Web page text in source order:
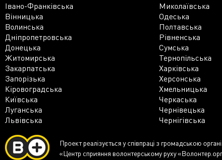
Івано-Франківська
Миколаївська
Вінницька
Одеська
Волинська
Полтавська
Дніпропетровська
Рівненська
Донецька
Сумська
Житомирська
Тернопільська
Закарпатська
Харківська
Запорізька
Херсонська
Кіровоградська
Хмельницька
Київська
Черкаська
Луганська
Чернівецька
Львівська
Чернігівська
Проект реалізується у співпраці з громадською
«Центр сприяння волонтерському руху